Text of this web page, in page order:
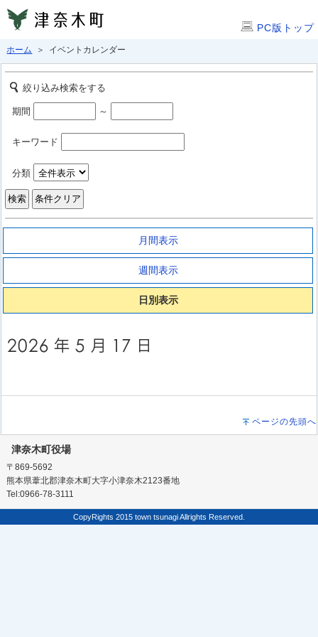
PC版トップ
ホーム ＞ イベントカレンダー
絞り込み検索をする
期間 ～
キーワード
分類
月間表示
週間表示
日別表示
ページの先頭へ
津奈木町役場
〒869-5692
熊本県葦北郡津奈木町大字小津奈木2123番地
Tel:0966-78-3111
CopyRights 2015 town tsunagi Allrights Reserved.